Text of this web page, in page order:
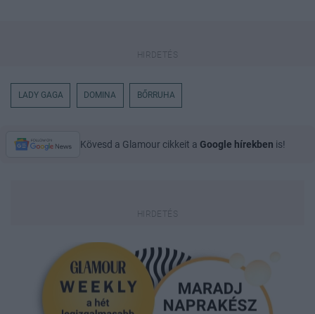
LADY GAGA DOMINA BŐRRUHA
Kövesd a Glamour cikkeit a Google hírekben is!